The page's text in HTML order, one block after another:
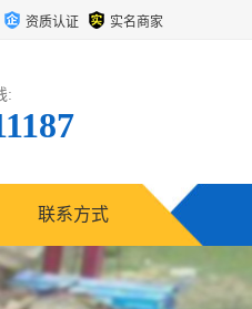
资质认证 实名商家
:
联系方式